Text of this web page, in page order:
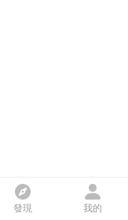
發現 我的